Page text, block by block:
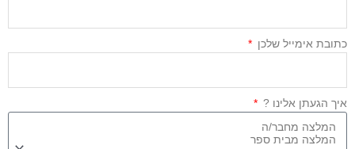
אימייל שלכן
הגעתן אלינו ?